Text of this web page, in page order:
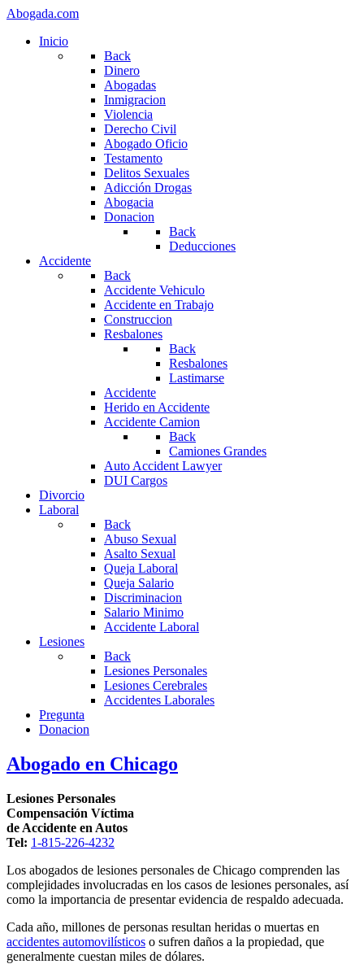
Abogada.com
Inicio
Back
Dinero
Abogadas
Inmigracion
Violencia
Derecho Civil
Abogado Oficio
Testamento
Delitos Sexuales
Adicción Drogas
Abogacia
Donacion
Back
Deducciones
Accidente
Back
Accidente Vehiculo
Accidente en Trabajo
Construccion
Resbalones
Back
Resbalones
Lastimarse
Accidente
Herido en Accidente
Accidente Camion
Back
Camiones Grandes
Auto Accident Lawyer
DUI Cargos
Divorcio
Laboral
Back
Abuso Sexual
Asalto Sexual
Queja Laboral
Queja Salario
Discriminacion
Salario Minimo
Accidente Laboral
Lesiones
Back
Lesiones Personales
Lesiones Cerebrales
Accidentes Laborales
Pregunta
Donacion
Abogado en Chicago
Lesiones Personales
Compensación Víctima
de Accidente en Autos
Tel: 1-815-226-4232
Los abogados de lesiones personales de Chicago comprenden las
complejidades involucradas en los casos de lesiones personales, así
como la importancia de presentar evidencia de respaldo adecuada.
Cada año, millones de personas resultan heridas o muertas en
accidentes automovilísticos o sufren daños a la propiedad, que
generalmente cuestan miles de dólares.